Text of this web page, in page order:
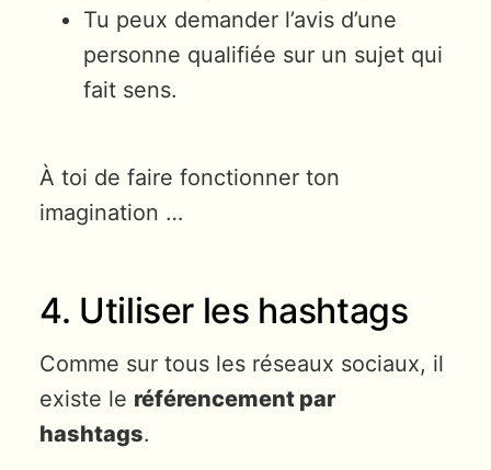
Tu peux demander l’avis d’une
personne qualifiée sur un sujet qui
fait sens.
À toi de faire fonctionner ton
imagination …
4. Utiliser les hashtags
Comme sur tous les réseaux sociaux, il
existe le référencement par
hashtags.